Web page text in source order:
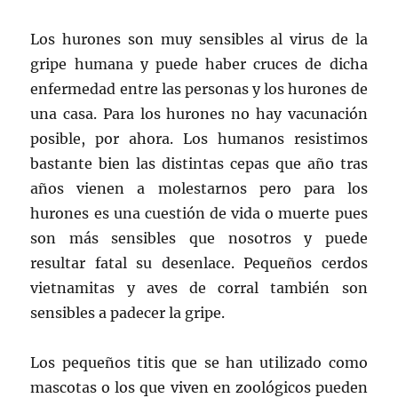
Los hurones son muy sensibles al virus de la
gripe humana y puede haber cruces de dicha
enfermedad entre las personas y los hurones de
una casa. Para los hurones no hay vacunación
posible, por ahora. Los humanos resistimos
bastante bien las distintas cepas que año tras
años vienen a molestarnos pero para los
hurones es una cuestión de vida o muerte pues
son más sensibles que nosotros y puede
resultar fatal su desenlace. Pequeños cerdos
vietnamitas y aves de corral también son
sensibles a padecer la gripe.
Los pequeños titis que se han utilizado como
mascotas o los que viven en zoológicos pueden